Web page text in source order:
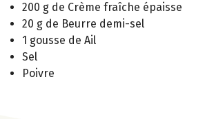
200 g de Crème fraîche épaisse
20 g de Beurre demi-sel
1 gousse de Ail
Sel
Poivre